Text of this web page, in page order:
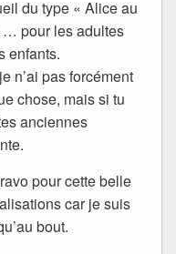
du type « Alice au
… pour les adultes
enfants.
n’ai pas forcément
chose, mais si tu
anciennes
pour cette belle
car je suis
bout.